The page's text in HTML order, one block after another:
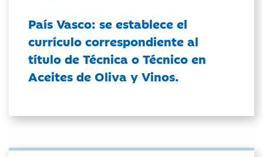
País Vasco: se establece el
currículo correspondiente al
título de Técnica o Técnico en
Aceites de Oliva y Vinos.